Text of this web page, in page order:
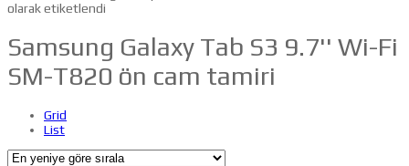
olarak etiketlendi
Samsung Galaxy Tab S3 9.7'' Wi-Fi
SM-T820 ön cam tamiri
Grid
List